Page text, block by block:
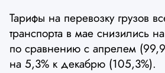
Тарифы на перевозку грузов
транспорта в мае снизились
по сравнению с апрелем
на 5,3% к декабрю (105,3%).